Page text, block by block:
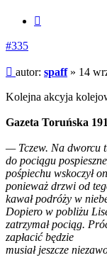
#335
Post
autor: spaff» 14
Kolejna akcyja
Gazeta Toruńska
— Tczew. Na dworcu
do pociągu
pośpiechu wskoczył
ponieważ drzwi od
kawał podróży w
Dopiero w pobliżu
zatrzymał pociąg.
zapłacić będzie
musiał jeszcze